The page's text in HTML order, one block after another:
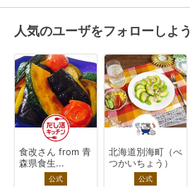
人気のユーザをフォローしよう
食改さん from 青
森県食生...
公式
北海道別海町（べ
つかいちょう）
公式